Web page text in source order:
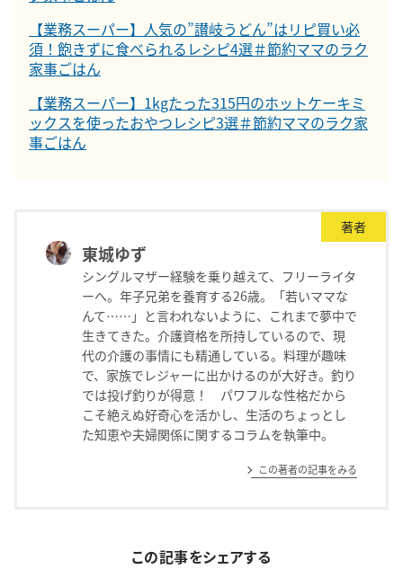
【業務スーパー】人気の”讃岐うどん”はリピ買い必
須！飽きずに食べられるレシピ4選＃節約ママのラク
家事ごはん
【業務スーパー】1kgたった315円のホットケーキミ
ックスを使ったおやつレシピ3選＃節約ママのラク家
事ごはん
著者
東城ゆず
シングルマザー経験を乗り越えて、フリーライタ
ーへ。年子兄弟を養育する26歳。「若いママな
んて……」と言われないように、これまで夢中で
生きてきた。介護資格を所持しているので、現
代の介護の事情にも精通している。料理が趣味
で、家族でレジャーに出かけるのが大好き。釣り
では投げ釣りが得意！ パワフルな性格だから
こそ絶えぬ好奇心を活かし、生活のちょっとし
た知恵や夫婦関係に関するコラムを執筆中。
この著者の記事をみる
この記事をシェアする